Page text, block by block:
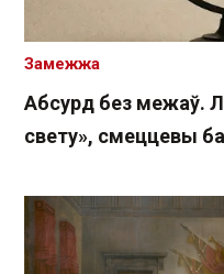
Абсурд без межаў.
свету», смеццевы
Замежжа